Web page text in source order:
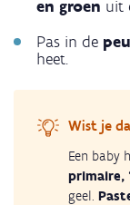
en groen uit
Pas in de
heet.
Wist je
Een baby
primaire,
geel.